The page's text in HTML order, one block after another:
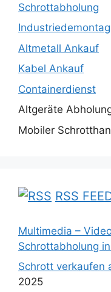
Schrottabholung
Altmetall Ankauf
Kabel Ankauf
Containerdienst
Altgeräte
Mobiler
RSS
Multimedia –
Schrottabholung
Schrott verkaufen
2025